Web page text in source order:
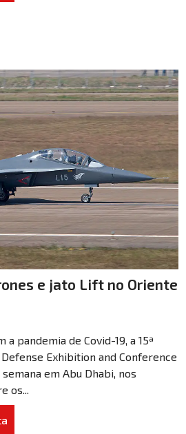
e jato Lift no Oriente
a pandemia de Covid-19, a 15ª
Exhibition and Conference
em Abu Dhabi, nos
os...